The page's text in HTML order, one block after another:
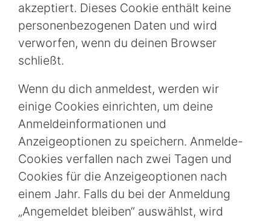
akzeptiert. Dieses Cookie enthält keine
personenbezogenen Daten und wird
verworfen, wenn du deinen Browser
schließt.
Wenn du dich anmeldest, werden wir
einige Cookies einrichten, um deine
Anmeldeinformationen und
Anzeigeoptionen zu speichern. Anmelde-
Cookies verfallen nach zwei Tagen und
Cookies für die Anzeigeoptionen nach
einem Jahr. Falls du bei der Anmeldung
„Angemeldet bleiben“ auswählst, wird